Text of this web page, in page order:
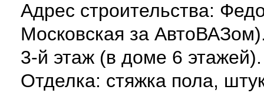
Адрес строительства:
Московская за
3-й этаж (в доме 6
Отделка: стяжка пола,